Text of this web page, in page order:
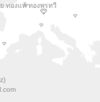
ทองแท้ ทองพรทวี